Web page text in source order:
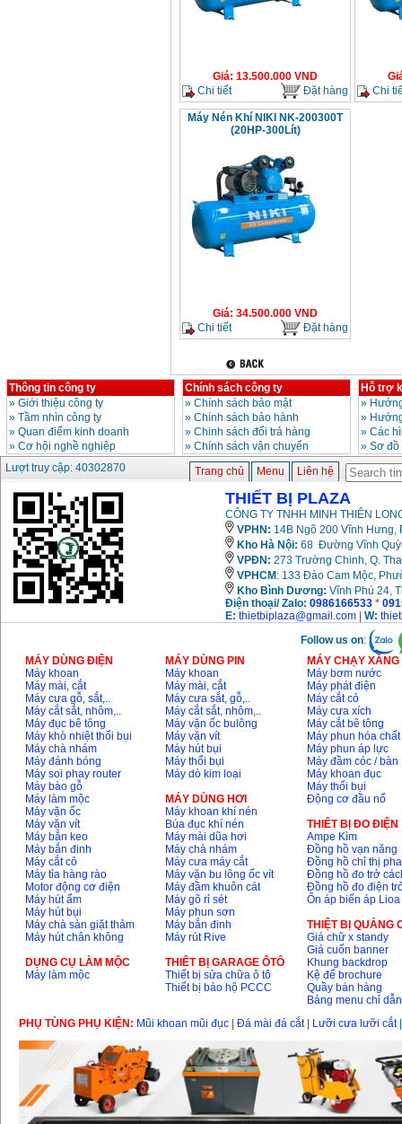
Giá: 13.500.000 VND
Chi tiết
Đặt hàng
Chi
Máy Nén Khí NIKI NK-200300T
(20HP-300Lít)
Giá: 34.500.000 VND
Chi tiết
Đặt hàng
Thông tin công ty
» Giới thiệu công ty
» Tầm nhìn công ty
» Quan điểm kinh doanh
» Cơ hội nghề nghiệp
Chính sách công ty
» Chính sách bảo mật
» Chính sách bảo hành
» Chinh sách đổi trả hàng
» Chính sách vận chuyển
Hỗ trợ
»
»
» Các
» Sơ
Lượt truy cập: 40302870
Trang chủ Menu Liên hệ
THIẾT BỊ PLAZA
CÔNG TY TNHH MINH THIÊN
VPHN: 14B Ngõ 200 Vĩnh Hưng,
Kho Hà Nội: 68 Đường Vĩnh
VPĐN: 273 Trường Chinh, Q.
VPHCM : 133 Đào Cam Mộc,
Kho Bình Dương: Vĩnh Phú 24,
Điện thoại/ Zalo: 0986166533 *
E: thietbiplaza@gmail.com W:
Follow us on:
MÁY DÙNG ĐIỆN
Máy khoan
Máy mài, cắt
Máy cưa gỗ, sắt,..
Máy cắt sắt, nhôm,..
Máy đục bê tông
Máy khò nhiệt thổi bụi
Máy chà nhám
Máy đánh bóng
Máy soi phay router
Máy bào gỗ
Máy làm mộc
Máy vặn ốc
Máy vặn vít
Máy bắn keo
Máy bắn đinh
Máy cắt cỏ
Máy tỉa hàng rào
Motor động cơ điện
Máy hút ẩm
Máy hút bụi
Máy chà sàn giặt thảm
Máy hút chân không
DỤNG CỤ LÀM MỘC
Máy làm mộc
MÁY DÙNG PIN
Máy khoan
Máy mài, cắt
Máy cưa sắt, gỗ,..
Máy cắt sắt, nhôm,..
Máy vặn ốc bulông
Máy vặn vít
Máy hút bụi
Máy thổi bụi
Máy dò kim loại
MÁY DÙNG HƠI
Máy khoan khí nén
Búa đục khí nén
Máy mài dũa hơi
Máy chà nhám
Máy cưa máy cắt
Máy vặn bu lông ốc vít
Máy đầm khuôn cát
Máy gõ rỉ sét
Máy phun sơn
Máy bắn đinh
Máy rút Rive
THIÊT BỊ GARAGE ÔTÔ
Thiết bị sửa chữa ô tô
Thiết bị bảo hộ PCCC
MÁY CHẠY
Máy bơm nước
Máy phát điện
Máy cắt cỏ
Máy cưa xích
Máy cắt bê tông
Máy phun hóa chất
Máy phun áp lực
Máy đầm cóc / bàn
Máy khoan đục
Máy thổi bụi
Động cơ đầu nổ
THIÊT BỊ ĐO ĐIỆN
Ampe Kìm
Đồng hồ vạn năng
Đồng hồ chỉ thị pha
Đồng hồ đo trở
Đồng hồ đo điện
Ổn áp biến áp Lioa
THIỆT BỊ QUẢNG
Giá chữ x standy
Giá cuốn banner
Khung backdrop
Kệ để brochure
Quầy bán hàng
Bảng menu chỉ dẫn
PHỤ TÙNG PHỤ KIỆN: Mũi khoan mũi đục Đá mài đá cắt| Lưỡi cưa lưỡi cắt